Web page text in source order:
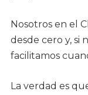
Nosotros en el
desde cero y, si
facilitamos
La verdad es